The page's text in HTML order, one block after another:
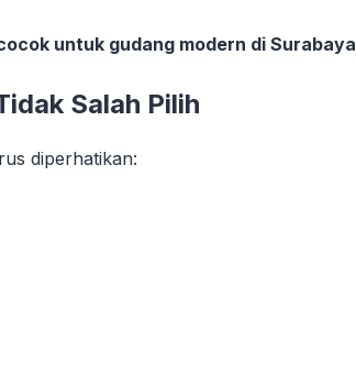
untuk gudang modern di Surabaya
Salah Pilih
diperhatikan: